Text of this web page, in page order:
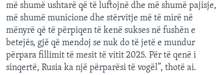
më shumë ushtarë që të luftojnë dhe më shumë pajisje,
më shumë municione dhe stërvitje më të mirë në
mënyrë që të përpiqen të kenë sukses në fushën e
betejës, gjë që mendoj se nuk do të jetë e mundur
përpara fillimit të mesit të vitit 2025. Për të qenë i
sinqertë, Rusia ka një përparësi të vogël”, thotë ai.